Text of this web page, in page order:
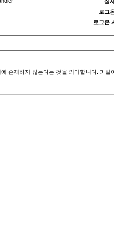
로그
로그온
존재하지 않는다는 것을 의미합니다. 파